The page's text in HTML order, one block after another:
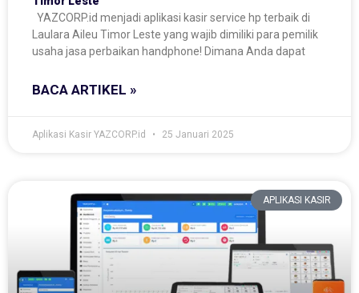
YAZCORP.id menjadi aplikasi kasir service hp terbaik di
Laulara Aileu Timor Leste yang wajib dimiliki para pemilik
usaha jasa perbaikan handphone! Dimana Anda dapat
BACA ARTIKEL »
Aplikasi Kasir YAZCORP.id 25 Januari 2025
APLIKASI KASIR